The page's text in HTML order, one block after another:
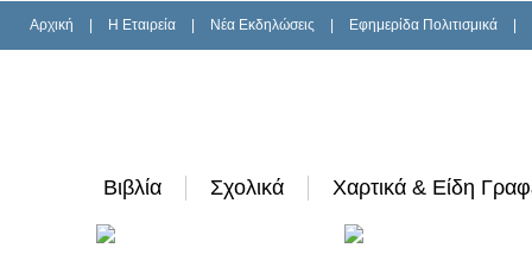
Αρχική H Εταιρεία Νέα Εκδηλώσεις Εφημερίδα Πολιτισμικά
Βιβλία Σχολικά Χαρτικά & Είδη